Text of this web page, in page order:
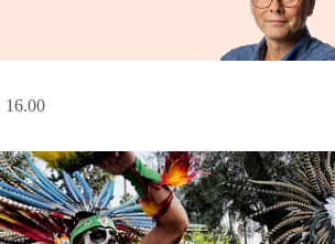
16.00